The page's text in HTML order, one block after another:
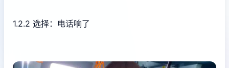
1.2.2 选择：电话响了